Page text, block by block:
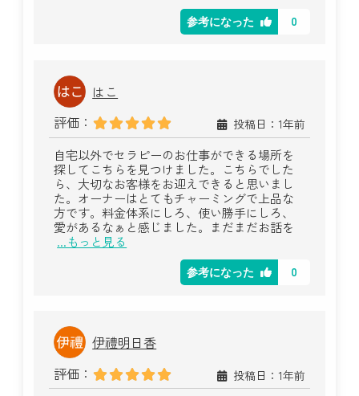
参考になった 0
はこ
評価：
投稿日：1年前
自宅以外でセラピーのお仕事ができる場所を
探してこちらを見つけました。こちらでした
ら、大切なお客様をお迎えできると思いまし
た。オーナーはとてもチャーミングで上品な
方です。料金体系にしろ、使い勝手にしろ、
愛があるなぁと感じました。まだまだお話を
...もっと見る
参考になった 0
伊禮明日香
評価：
投稿日：1年前